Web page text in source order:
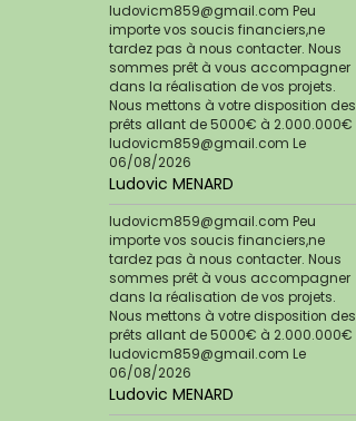
ludovicm859@gmail.com Peu
importe vos soucis financiers,ne
tardez pas à nous contacter. Nous
sommes prêt à vous accompagner
dans la réalisation de vos projets.
Nous mettons à votre disposition des
prêts allant de 5000€ à 2.000.000€
ludovicm859@gmail.com Le
06/08/2026
Ludovic MENARD
ludovicm859@gmail.com Peu
importe vos soucis financiers,ne
tardez pas à nous contacter. Nous
sommes prêt à vous accompagner
dans la réalisation de vos projets.
Nous mettons à votre disposition des
prêts allant de 5000€ à 2.000.000€
ludovicm859@gmail.com Le
06/08/2026
Ludovic MENARD